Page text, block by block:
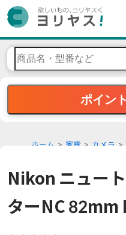
ポイン
ホーム 家電 カメラ
Nikon ニュー
ターNC 82mm